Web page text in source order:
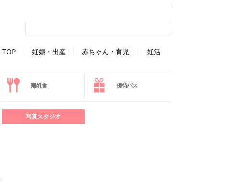
TOP 妊娠・出産 赤ちゃん・育児 妊活
離乳食 優待パス
写真スタジオ